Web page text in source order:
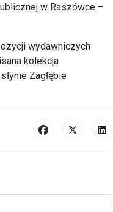
w Raszówce –
wydawniczych
kolekcja
Zagłębie